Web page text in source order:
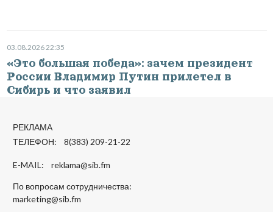
03.08.2026 22:35
«Это большая победа»: зачем президент
России Владимир Путин прилетел в
Сибирь и что заявил
РЕКЛАМА
ТЕЛЕФОН: 8(383) 209-21-22
E-MAIL: reklama@sib.fm
По вопросам сотрудничества:
marketing@sib.fm